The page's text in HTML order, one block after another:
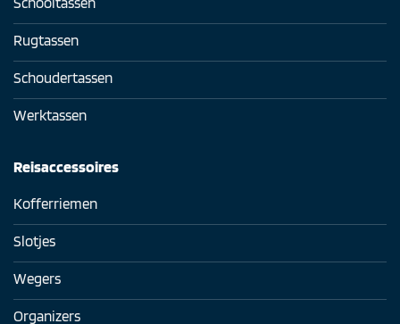
Rugtassen
Schoudertassen
Werktassen
Reisaccessoires
Kofferriemen
Slotjes
Wegers
Organizers